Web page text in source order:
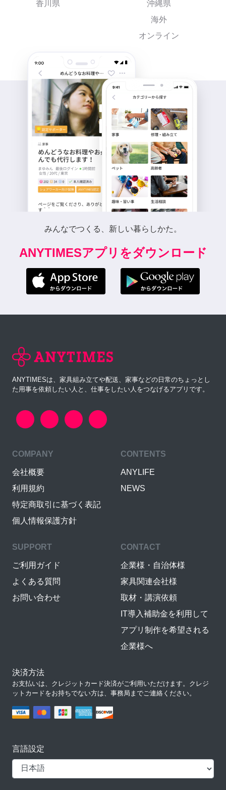
香川県
沖縄県
海外
オンライン
みんなでつくる、新しい暮らしかた。
ANYTIMESアプリをダウンロード
ANYTIMESは、家具組み立てや配送、家事などの日常のちょっとし
た用事を依頼したい人と、仕事をしたい人をつなげるアプリです。
COMPANY
会社概要
利用規約
特定商取引に基づく表記
個人情報保護方針
CONTENTS
ANYLIFE
NEWS
SUPPORT
ご利用ガイド
よくある質問
お問い合わせ
CONTACT
企業様・自治体様
家具関連会社様
取材・講演依頼
IT導入補助金を利用して
アプリ制作を希望される
企業様へ
決済方法
お支払いは、クレジットカード決済がご利用いただけます。クレジ
ットカードをお持ちでない方は、事務局までご連絡ください。
言語設定